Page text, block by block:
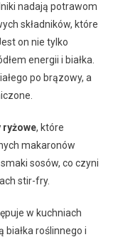
nadają potrawom
składników, które
on nie tylko
energii i białka.
po brązowy, a
ryżowe, które
makaronów
sosów, co czyni
stir-fry.
w kuchniach
roślinnego i